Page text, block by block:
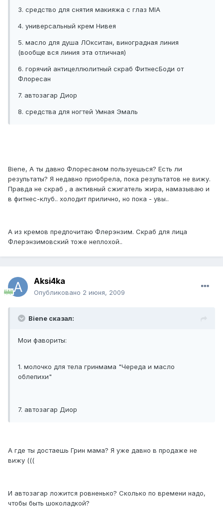
3. средство для снятия макияжа с глаз MIA
4. универсальный крем Нивея
5. масло для душа ЛОкситан, виноградная линия
(вообще вся линия эта отличная)
6. горячий антицеллюлитный скраб ФитнесБоди от
Флоресан
7. автозагар Диор
8. средства для ногтей Умная Эмаль
Biene, А ты давно Флоресаном пользуешься? Есть ли
результаты? Я недавно приобрела, пока результатов не вижу.
Правда не скраб , а активный сжигатель жира, намазываю и
в фитнес-клуб.. холодит прилично, но пока - увы..
А из кремов предпочитаю Флерэнзим. Скраб для лица
Флерэнзимовский тоже неплохой..
Aksi4ka
Опубликовано 2 июня, 2009
Biene сказал:
Мои фавориты:
1. молочко для тела гринмама "Череда и масло
облепихи"
7. автозагар Диор
А где ты достаешь Грин мама? Я уже давно в продаже не
вижу (((
И автозагар ложится ровненько? Сколько по времени надо,
чтобы быть шоколадкой?